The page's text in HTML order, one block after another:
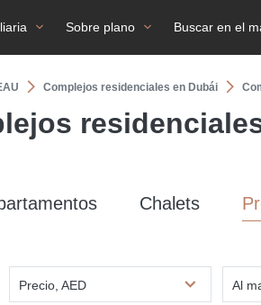
Sobre plano Buscar en el
Complejos residenciales en Dubái
Chalets
Precio, AED Al